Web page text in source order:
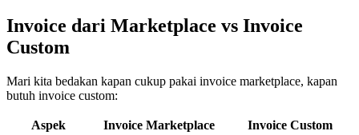
Invoice dari Marketplace vs Invoice
Custom
Mari kita bedakan kapan cukup pakai invoice marketplace, kapan
butuh invoice custom:
Aspek Invoice Marketplace
Invoice Custom